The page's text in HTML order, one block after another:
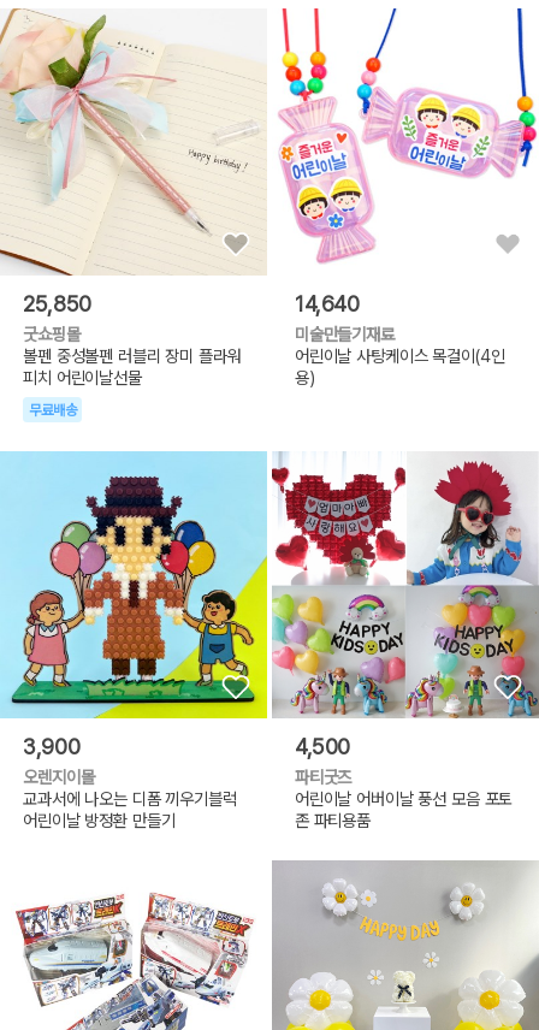
25,850
굿쇼핑몰
볼펜 중성볼펜 러블리 장미 플라워
피치 어린이날선물
무료배송
14,640
미술만들기재료
어린이날 사탕케이스 목걸이(4인
용)
3,900
오렌지이몰
교과서에 나오는 디폼 끼우기블럭
어린이날 방정환 만들기
4,500
파티굿즈
어린이날 어버이날 풍선 모음 포토
존 파티용품